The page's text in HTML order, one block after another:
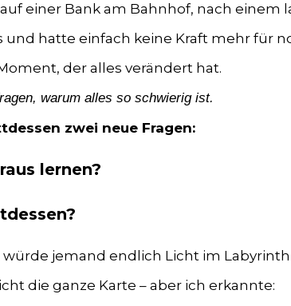
einer Bank am Bahnhof, nach einem
und hatte einfach keine Kraft mehr für
der alles verändert hat.
warum alles so schwierig ist.
zwei neue Fragen:
lernen?
würde jemand endlich Licht im
die ganze Karte – aber ich erkannte: